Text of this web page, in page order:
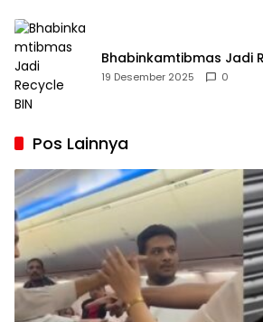
Bhabinkamtibmas Jadi
19 Desember 2025 0
Pos Lainnya